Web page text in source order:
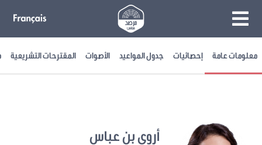
معلومات عامة إحصائيات جدول المواعيد الأصوات المقترحات التشريعية
أروى بن عباس